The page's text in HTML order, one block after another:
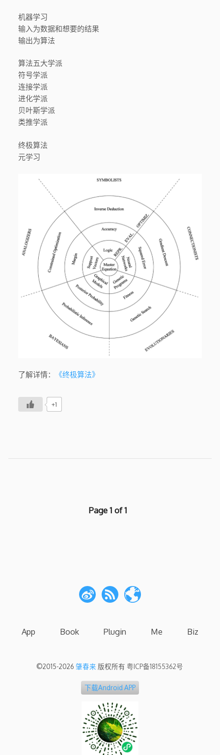
机器学习
输入为数据和想要的结果
输出为算法
算法五大学派
符号学派
连接学派
进化学派
贝叶斯学派
类推学派
终极算法
元学习
了解详情： 《终极算法》
+1
Page 1 of 1
App Book Plugin Me Biz
©2015-2026肇春来 版权所有粤ICP备18155362号
下载Android APP